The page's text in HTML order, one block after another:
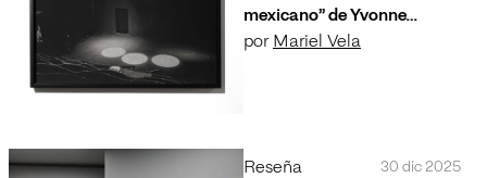
mexicano” de Yvonne
Venegas en Lateral
por Mariel Vela
Reseña 30 dic 2025